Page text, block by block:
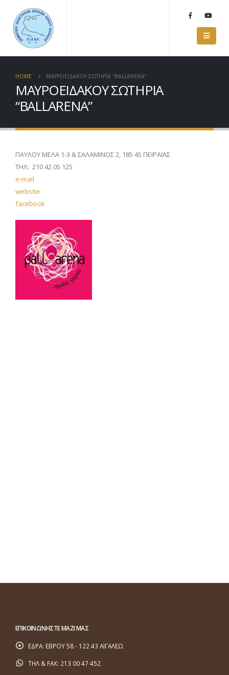
HOME ΜΑΥΡΟΕΙΔΑΚΟΥ ΣΩΤΗΡΙΑ “BALLARENA”
ΜΑΥΡΟΕΙΔΑΚΟΥ ΣΩΤΗΡΙΑ
“BALLARENA”
ΠΑΥΛΟΥ ΜΕΛΑ 1-3 & ΣΑΛΑΜΙΝΟΣ 2, 185 45 ΠΕΙΡΑΙΑΣ
ΤΗΛ: 210 42 05 125
e-mail
website
facebook
ΕΠΙΚΟΙΝΩΝΗΣΤΕ ΜΑΖΙ ΜΑΣ
ΕΔΡΑ: ΕΒΡΟΥ 58 - 122 43 ΑΙΓΑΛΕΩ
ΤΗΛ & FAX: 213 00 47 452